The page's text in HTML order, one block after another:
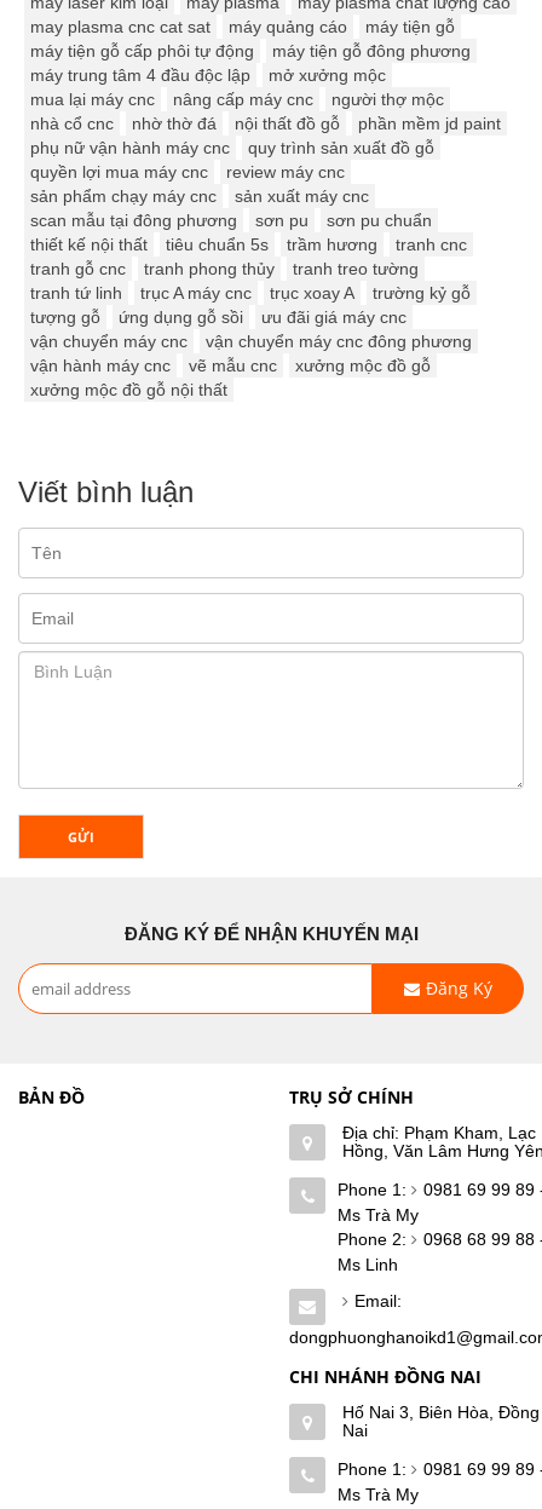
may plasma cnc cat sat
máy quảng cáo
máy tiện gỗ
máy tiện gỗ cấp phôi tự động
máy tiện gỗ đông phương
máy trung tâm 4 đầu độc lập
mở xưởng mộc
mua lại máy cnc
nâng cấp máy cnc
người thợ mộc
nhà cổ cnc
nhờ thờ đá nội thất đồ gỗ
phần mềm jd paint
phụ nữ vận hành máy cnc
quy trình sản xuất đồ gỗ
quyền lợi mua máy cnc
review máy cnc
sản phẩm chạy máy cnc
sản xuất máy cnc
scan mẫu tại đông phương
sơn pu
sơn pu chuẩn
thiết kế nội thất
tiêu chuẩn 5s trầm hương
tranh cnc
tranh gỗ cnc
tranh phong thủy
tranh treo tường
tranh tứ linh
trục A máy cnc trục xoay A
trường kỷ gỗ
tượng gỗ
ứng dụng gỗ sồi
ưu đãi giá máy cnc
vận chuyển máy cnc
vận chuyển máy cnc đông phương
vận hành máy cnc
vẽ mẫu cnc
xưởng mộc đồ gỗ
xưởng mộc đồ gỗ nội thất
Viết bình luận
GỬI
ĐĂNG KÝ ĐỂ NHẬN KHUYẾN MẠI
Đăng Ký
BẢN ĐỒ TRỤ SỞ CHÍNH
Địa chỉ: Phạm Kham, Lạc
Hồng, Văn Lâm Hưng
Phone 1:
0981 69 99 89
Ms Trà My
Phone 2:
0968 68 99 88
Ms Linh
Email:
CHI NHÁNH ĐỒNG NAI
Hố Nai 3, Biên Hòa, Đồng
Nai
Phone 1:
0981 69 99 89
Ms Trà My